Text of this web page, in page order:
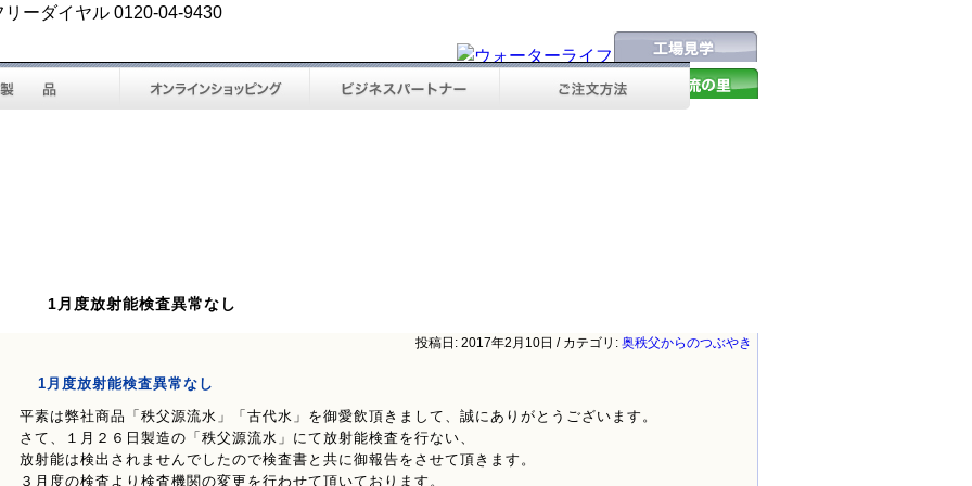
1月度放射能検査異常なし
投稿日: 2017年2月10日 / カテゴリ: 奥秩父からのつぶやき
1月度放射能検査異常なし
平素は弊社商品「秩父源流水」「古代水」を御愛飲頂きまして、誠にありがとうございます。
さて、１月２６日製造の「秩父源流水」にて放射能検査を行ない、
放射能は検出されませんでしたので検査書と共に御報告をさせて頂きます。
３月度の検査より検査機関の変更を行わせて頂いております。